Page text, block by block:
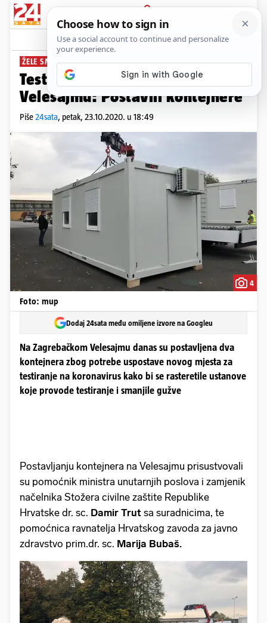
PRIJAVA
News Komentari
ŽELE SMANJITI GUŽVE
Testiranje na koronavirus i na
Velesajmu: Postavili kontejnere
Piše24sata, petak, 23.10.2020. u 18:49
4
Foto: mup
Dodaj 24sata među omiljene izvore na Googleu
Na Zagrebačkom Velesajmu danas su postavljena dva
kontejnera zbog potrebe uspostave novog mjesta za
testiranje na koronavirus kako bi se rasteretile ustanove
koje provode testiranje i smanjile gužve
Postavljanju kontejnera na Velesajmu prisustvovali
su pomoćnik ministra unutarnjih poslova i zamjenik
načelnika Stožera civilne zaštite Republike
Hrvatske dr. sc. Damir Trut sa suradnicima, te
pomoćnica ravnatelja Hrvatskog zavoda za javno
zdravstvo prim.dr. sc. Marija Bubaš.